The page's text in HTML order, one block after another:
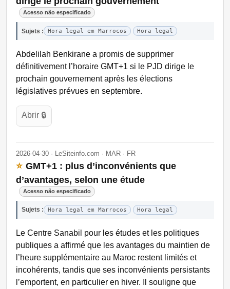
Acesso não especificado
Sujets : Hora legal em Marrocos Hora legal
Abdelilah Benkirane a promis de supprimer
définitivement l’horaire GMT+1 si le PJD dirige le
prochain gouvernement après les élections
législatives prévues en septembre.
Abrir 🔒
2026-04-30 · LeSiteinfo.com · MAR · FR
⭐ GMT+1 : plus d’inconvénients que
d’avantages, selon une étude
Acesso não especificado
Sujets : Hora legal em Marrocos Hora legal
Le Centre Sanabil pour les études et les politiques
publiques a affirmé que les avantages du maintien de
l’heure supplémentaire au Maroc restent limités et
incohérents, tandis que ses inconvénients persistants
l’emportent, en particulier en hiver. Il souligne que